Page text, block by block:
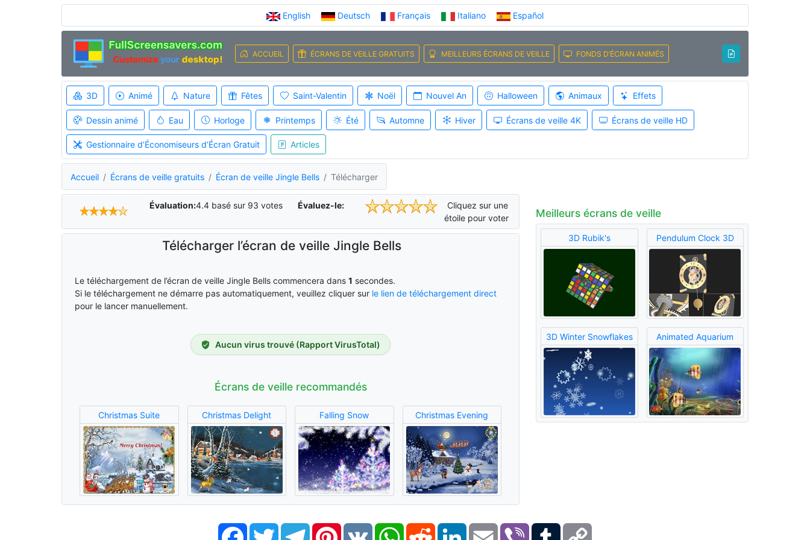
English Deutsch Français Italiano Español
ACCUEIL ÉCRANS DE VEILLE GRATUITS MEILLEURS ÉCRANS DE VEILLE FONDS D’ÉCRAN ANIMÉS
3D Animé Nature Fêtes Saint-Valentin Noël Nouvel An Halloween Animaux Effets
Dessin animé Eau Horloge Printemps Été Automne Hiver Écrans de veille 4K Écrans de veille HD
Gestionnaire d’Économiseurs d’Écran Gratuit Articles
Accueil Écrans de veille gratuits Écran de veille Jingle Bells Télécharger
Évaluation:4.4basé sur 93 votes Évaluez-le:
Cliquez sur une
étoile pour voter
Télécharger l’écran de veille Jingle Bells
Le téléchargement de l’écran de veille Jingle Bells commencera dans 0 secondes.
Si le téléchargement ne démarre pas automatiquement, veuillez cliquer sur le lien de téléchargement direct
pour le lancer manuellement.
Aucun virus trouvé (Rapport VirusTotal)
Écrans de veille recommandés
Christmas Suite Christmas Delight Falling Snow Christmas Evening
Meilleurs écrans de veille
3D Rubik's Pendulum Clock 3D
3D Winter Snowflakes Animated Aquarium
FacebookTwitter TelegramPinterestVK WhatsAppReddit LinkedIn Email Viber Tumblr